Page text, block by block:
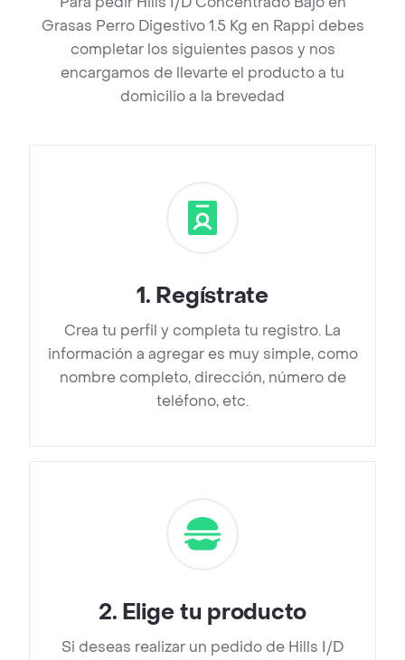
Grasas Perro Digestivo 1.5 Kg en Rappi debes
completar los siguientes pasos y nos
encargamos de llevarte el producto a tu
domicilio a la brevedad
1. Regístrate
Crea tu perfil y completa tu registro. La
información a agregar es muy simple, como
nombre completo, dirección, número de
teléfono, etc.
2. Elige tu producto
Si deseas realizar un pedido de Hills I/D